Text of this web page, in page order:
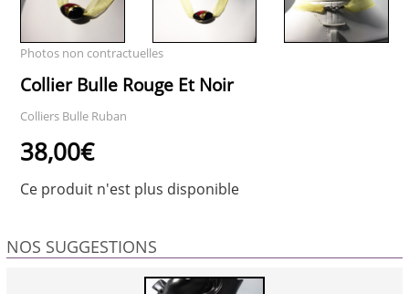
Photos non contractuelles
Collier Bulle Rouge Et Noir
Colliers Bulle Ruban
38,00€
Ce produit n'est plus disponible
NOS SUGGESTIONS